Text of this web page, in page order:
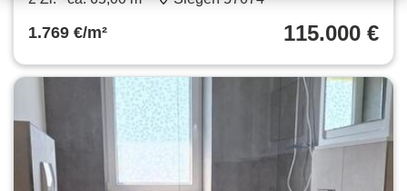
1.769 €/m² 115.000 €